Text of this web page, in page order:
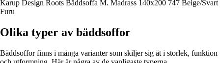
Karup Design Roots Bäddsoffa M. Madrass 140x200 747 Beige/Svart
Furu
Olika typer av bäddsoffor
Bäddsoffor finns i många varianter som skiljer sig åt i storlek, funktion